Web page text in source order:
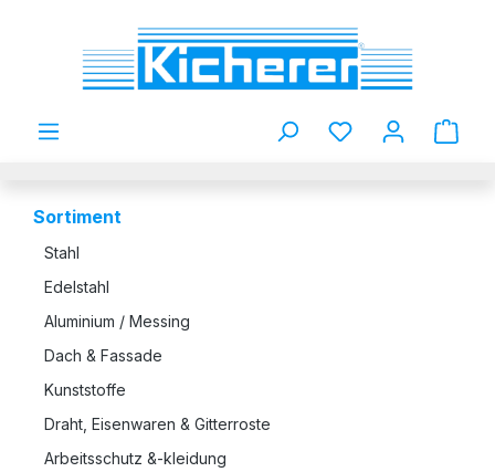
Zum Hauptinhalt springen
Du hast 0
Sortiment
Stahl
Edelstahl
Aluminium / Messing
Dach & Fassade
Kunststoffe
Draht, Eisenwaren & Gitterroste
Arbeitsschutz &-kleidung